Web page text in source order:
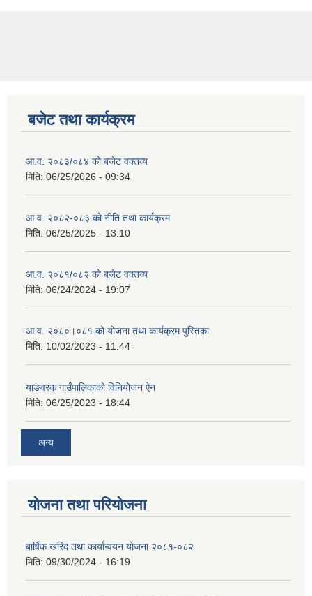
बजेट तथा कार्यक्रम
आ.व. २०८३/०८४ को बजेट वक्तव्य
मिति: 06/25/2026 - 09:34
आ.व. २०८२-०८३ को नीति तथा कार्यक्रम
मिति: 06/25/2025 - 13:10
आ.व. २०८१/०८२ को बजेट वक्तव्य
मिति: 06/24/2024 - 19:07
आ.व. २०८०।०८१ को योजना तथा कार्यक्रम पुस्तिका
मिति: 10/02/2023 - 11:44
याङवरक गाउँपालिकाको विनियोजन ऐन
मिति: 06/25/2023 - 18:44
अन्य
योजना तथा परियोजना
बार्षिक खरिद तथा कार्यान्वयन योजना २०८१-०८२
मिति: 09/30/2024 - 16:19